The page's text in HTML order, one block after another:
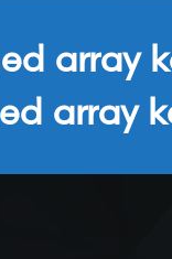
array
array